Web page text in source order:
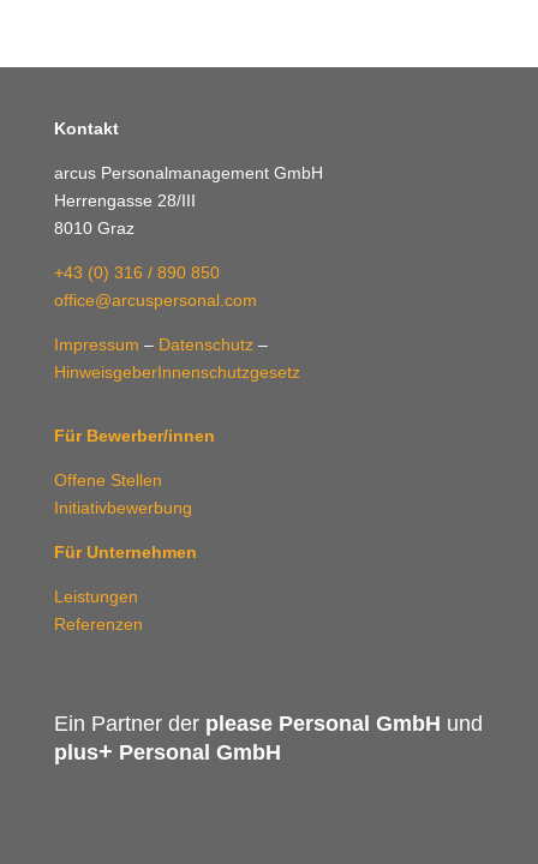
Kontakt
arcus Personalmanagement GmbH
Herrengasse 28/III
8010 Graz
+43 (0) 316 / 890 850
office@arcuspersonal.com
Impressum – Datenschutz –
HinweisgeberInnenschutzgesetz
Für Bewerber/innen
Offene Stellen
Initiativbewerbung
Für Unternehmen
Leistungen
Referenzen
Ein Partner derplease Personal GmbH und
plus+ Personal GmbH